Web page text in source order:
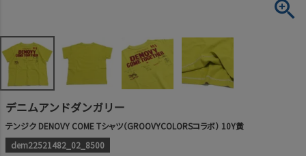
デニムアンドダンガリー
テンジク DENOVY COME Tシャツ（GROOVYCOLORSコラボ） 10Y黄
dem22521482_02_8500